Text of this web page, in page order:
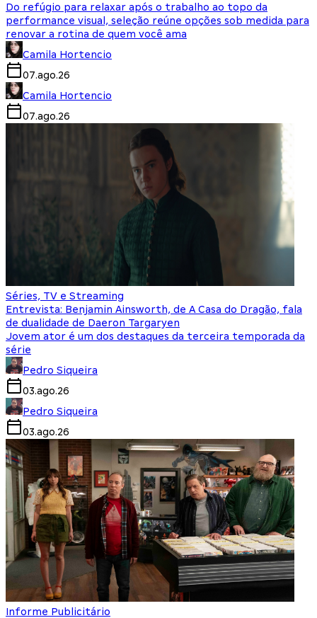
Do refúgio para relaxar após o trabalho ao topo da
performance visual, seleção reúne opções sob medida para
renovar a rotina de quem você ama
Camila Hortencio
07.ago.26
Camila Hortencio
07.ago.26
Séries, TV e Streaming
Entrevista: Benjamin Ainsworth, de A Casa do Dragão, fala
de dualidade de Daeron Targaryen
Jovem ator é um dos destaques da terceira temporada da
série
Pedro Siqueira
03.ago.26
Pedro Siqueira
03.ago.26
Informe Publicitário